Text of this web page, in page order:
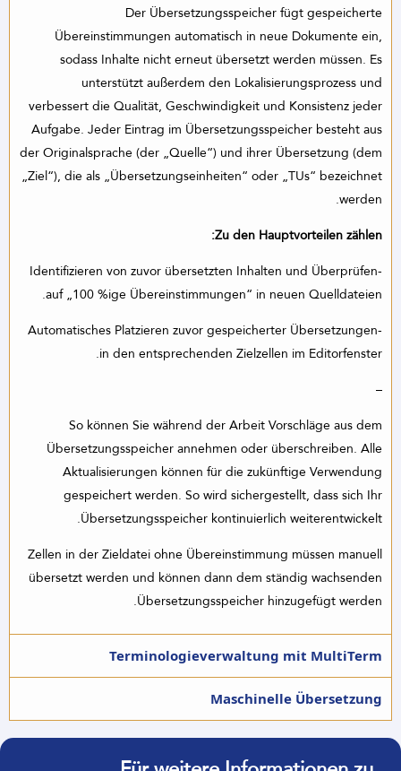
Der Übersetzungsspeicher fügt gespeicherte
Übereinstimmungen automatisch in neue Dokumente ein,
sodass Inhalte nicht erneut übersetzt werden müssen. Es
unterstützt außerdem den Lokalisierungsprozess und
verbessert die Qualität, Geschwindigkeit und Konsistenz jeder
Aufgabe. Jeder Eintrag im Übersetzungsspeicher besteht aus
der Originalsprache (der „Quelle“) und ihrer Übersetzung (dem
„Ziel“), die als „Übersetzungseinheiten“ oder „TUs“ bezeichnet
werden.
Zu den Hauptvorteilen zählen:
-Identifizieren von zuvor übersetzten Inhalten und Überprüfen
auf „100 %ige Übereinstimmungen“ in neuen Quelldateien.
-Automatisches Platzieren zuvor gespeicherter Übersetzungen
in den entsprechenden Zielzellen im Editorfenster.
–
So können Sie während der Arbeit Vorschläge aus dem
Übersetzungsspeicher annehmen oder überschreiben. Alle
Aktualisierungen können für die zukünftige Verwendung
gespeichert werden. So wird sichergestellt, dass sich Ihr
Übersetzungsspeicher kontinuierlich weiterentwickelt.
Zellen in der Zieldatei ohne Übereinstimmung müssen manuell
übersetzt werden und können dann dem ständig wachsenden
Übersetzungsspeicher hinzugefügt werden.
Terminologieverwaltung mit MultiTerm
Maschinelle Übersetzung